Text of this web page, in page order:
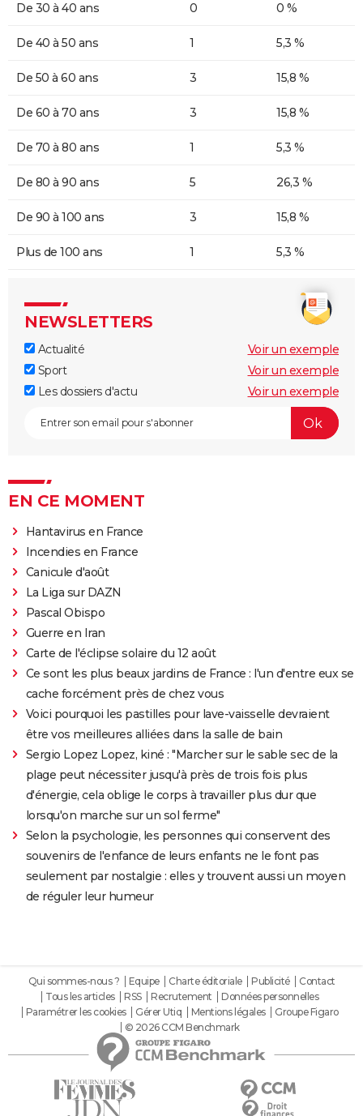
De 30 à 40 ans 0 0 %
De 40 à 50 ans 1 5,3 %
De 50 à 60 ans 3 15,8 %
De 60 à 70 ans 3 15,8 %
De 70 à 80 ans 1 5,3 %
De 80 à 90 ans 5 26,3 %
De 90 à 100 ans 3 15,8 %
Plus de 100 ans 1 5,3 %
NEWSLETTERS
Actualité
Voir un exemple
Sport
Voir un exemple
Les dossiers d'actu
Voir un exemple
EN CE MOMENT
Hantavirus en France
Incendies en France
Canicule d'août
La Liga sur DAZN
Pascal Obispo
Guerre en Iran
Carte de l'éclipse solaire du 12 août
Ce sont les plus beaux jardins de France : l'un d'entre eux se
cache forcément près de chez vous
Voici pourquoi les pastilles pour lave-vaisselle devraient
être vos meilleures alliées dans la salle de bain
Sergio Lopez Lopez, kiné : "Marcher sur le sable sec de la
plage peut nécessiter jusqu'à près de trois fois plus
d'énergie, cela oblige le corps à travailler plus dur que
lorsqu'on marche sur un sol ferme"
Selon la psychologie, les personnes qui conservent des
souvenirs de l'enfance de leurs enfants ne le font pas
seulement par nostalgie : elles y trouvent aussi un moyen
de réguler leur humeur
Qui sommes-nous ? Equipe Charte éditoriale Publicité
Contact
Tous les articles
RSS Recrutement
Données personnelles
Paramétrer les cookies
Gérer Utiq Mentions légales
Groupe Figaro
© 2026 CCM Benchmark